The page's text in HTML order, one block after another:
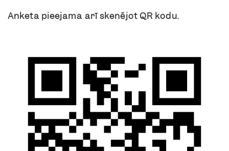
Anketa pieejama arī skenējot QR kodu.